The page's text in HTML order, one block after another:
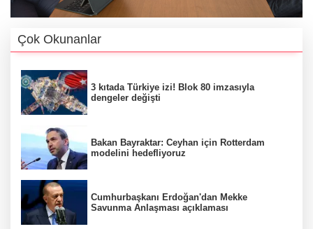
Çok Okunanlar
3 kıtada Türkiye izi! Blok 80 imzasıyla
dengeler değişti
Bakan Bayraktar: Ceyhan için Rotterdam
modelini hedefliyoruz
Cumhurbaşkanı Erdoğan'dan Mekke
Savunma Anlaşması açıklaması